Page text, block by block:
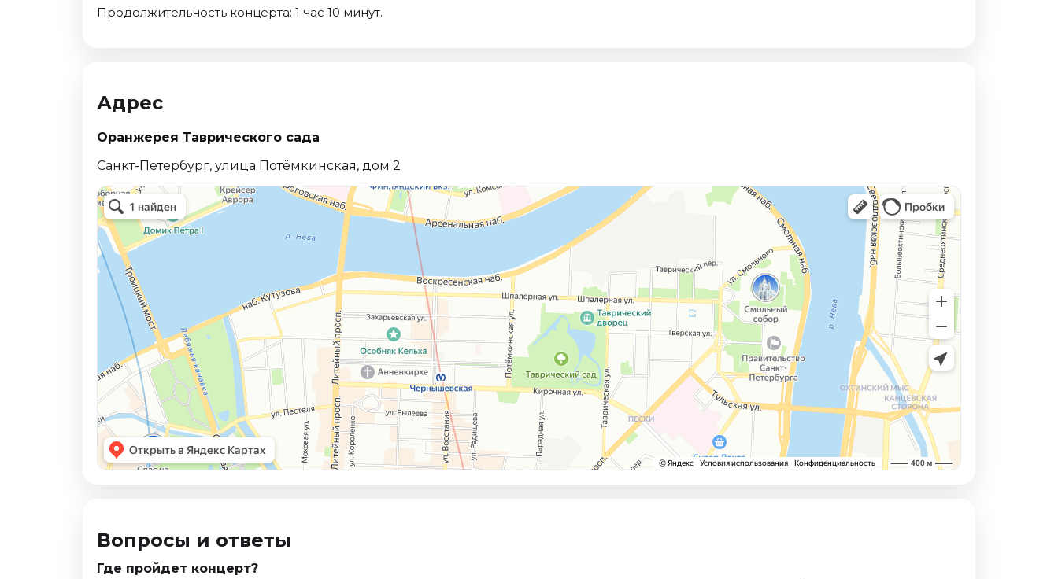
Продолжительность концерта: 1 час 10 минут.
Адрес
Оранжерея Таврического сада
Санкт-Петербург, улица Потёмкинская, дом 2
Вопросы и ответы
Где пройдет концерт?